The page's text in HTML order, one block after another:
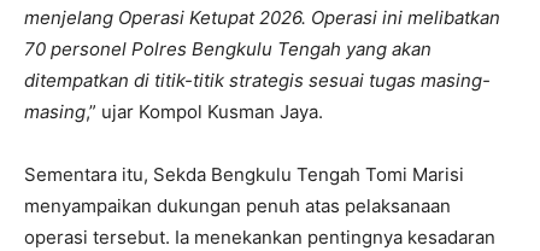
menjelang Operasi Ketupat 2026. Operasi ini melibatkan
70 personel Polres Bengkulu Tengah yang akan
ditempatkan di titik-titik strategis sesuai tugas masing-
masing,” ujar Kompol Kusman Jaya.
Sementara itu, Sekda Bengkulu Tengah Tomi Marisi
menyampaikan dukungan penuh atas pelaksanaan
operasi tersebut. Ia menekankan pentingnya kesadaran